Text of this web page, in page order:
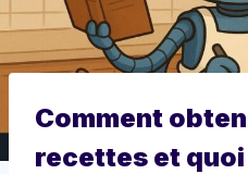
Comment
recettes et